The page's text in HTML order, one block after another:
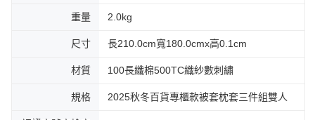
重量 2.0kg
尺寸 長210.0cm寬180.0cmx高0.1cm
材質 100長纖棉500TC織紗數刺繡
規格 2025秋冬百貨專櫃款被套枕套三件組雙人